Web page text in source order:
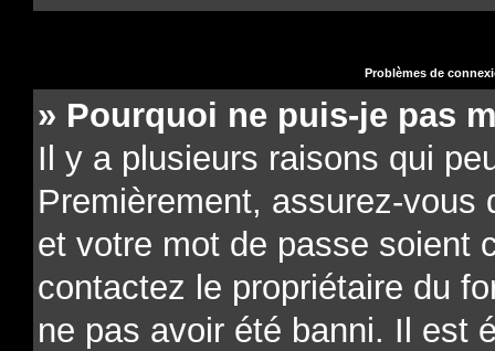
Problèmes de
» Pourquoi ne puis-je pas
Il y a plusieurs raisons qui
Premièrement, assurez-vous
et votre mot de passe soient
contactez le propriétaire du
ne pas avoir été banni. Il est